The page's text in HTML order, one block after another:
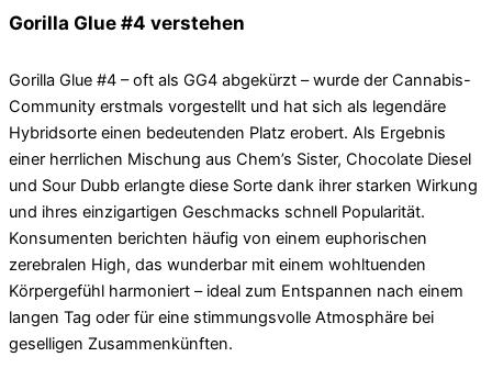
Gorilla Glue #4 verstehen
Gorilla Glue #4 – oft als GG4 abgekürzt – wurde der Cannabis-
Community erstmals vorgestellt und hat sich als legendäre
Hybridsorte einen bedeutenden Platz erobert. Als Ergebnis
einer herrlichen Mischung aus Chem’s Sister, Chocolate Diesel
und Sour Dubb erlangte diese Sorte dank ihrer starken Wirkung
und ihres einzigartigen Geschmacks schnell Popularität.
Konsumenten berichten häufig von einem euphorischen
zerebralen High, das wunderbar mit einem wohltuenden
Körpergefühl harmoniert – ideal zum Entspannen nach einem
langen Tag oder für eine stimmungsvolle Atmosphäre bei
geselligen Zusammenkünften.